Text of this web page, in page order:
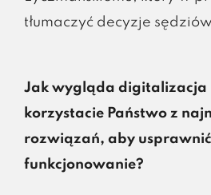
tłumaczyć decyzje
Jak wygląda digitalizacja
korzystacie Państwo z
rozwiązań, aby
funkcjonowanie?